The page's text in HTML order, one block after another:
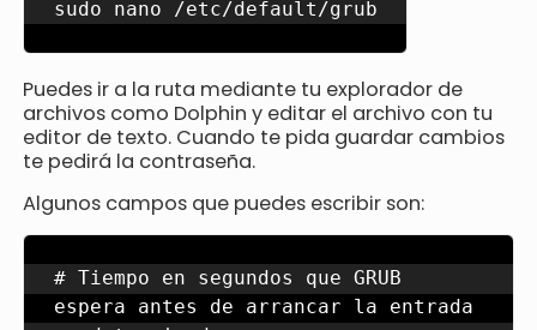
sudo nano /etc/default/grub
Puedes ir a la ruta mediante tu explorador de
archivos como Dolphin y editar el archivo con tu
editor de texto. Cuando te pida guardar cambios
te pedirá la contraseña.
Algunos campos que puedes escribir son:
# Tiempo en segundos que GRUB
espera antes de arrancar la entrada